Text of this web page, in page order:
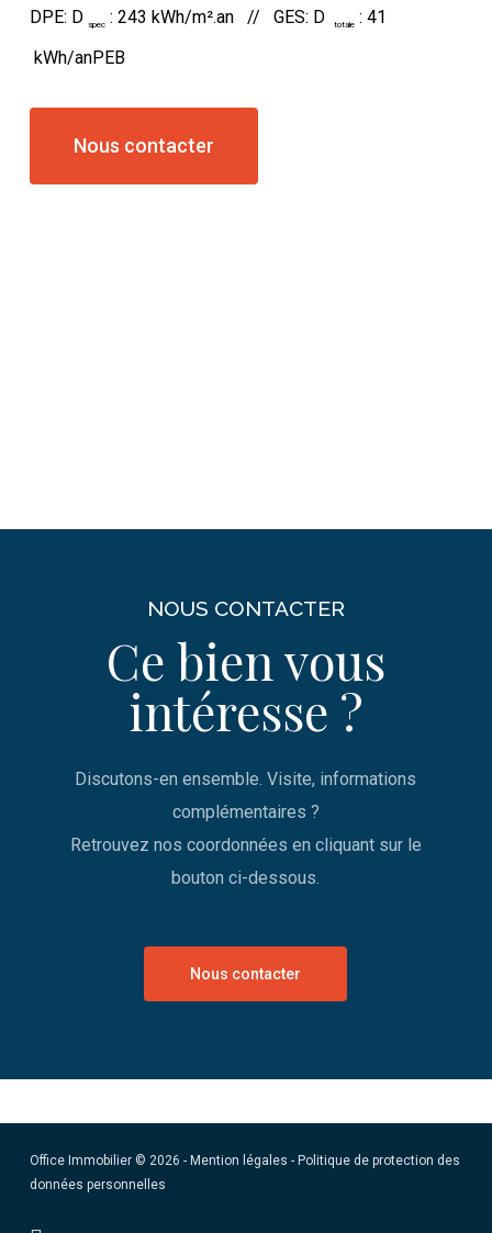
DPE: D spec : 243 kWh/m².an // GES: D totale : 41
kWh/anPEB
Nous contacter
NOUS CONTACTER
Ce bien vous
intéresse ?
Discutons-en ensemble. Visite, informations
complémentaires ?
Retrouvez nos coordonnées en cliquant sur le
bouton ci-dessous.
Nous contacter
Office Immobilier © 2026 - Mention légales - Politique de protection des
données personnelles